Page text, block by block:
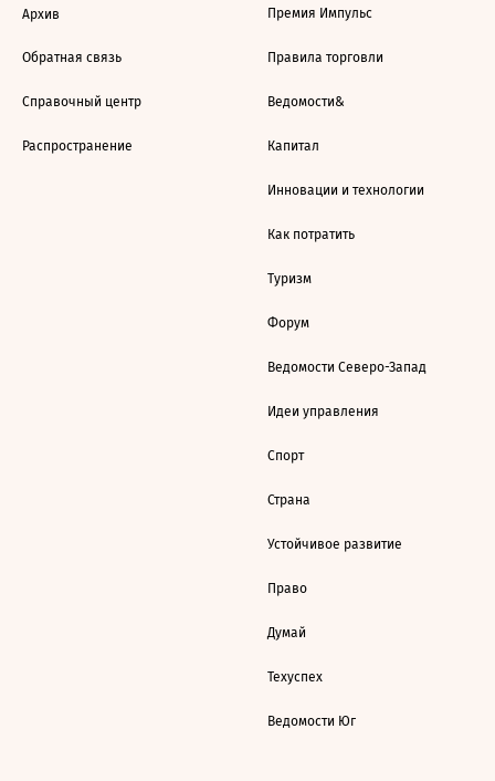
Архив
Обратная связь
Справочный центр
Распространение
Премия Импульс
Правила торговли
Ведомости&
Капитал
Инновации и технологии
Как потратить
Туризм
Форум
Ведомости Северо-Запад
Идеи управления
Спорт
Страна
Устойчивое развитие
Право
Думай
Техуспех
Ведомости Юг